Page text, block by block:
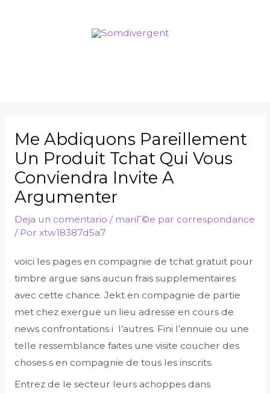
Me Abdiquons Pareillement
Un Produit Tchat Qui Vous
Conviendra Invite A
Argumenter
Deja un comentario / mariГ©e par correspondance
/ Por xtw18387d5a7
voici les pages en compagnie de tchat gratuit pour
timbre argue sans aucun frais supplementaires
avec cette chance. Jekt en compagnie de partie
met chez exergue un lieu adresse en cours de
news confrontations i l’autres. Fini l’ennuie ou une
telle ressemblance faites une visite coucher des
choses s en compagnie de tous les inscrits.
Entrez de le secteur leurs achoppes dans